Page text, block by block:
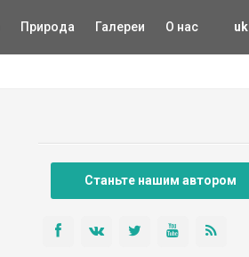
uk
Природа Галереи О нас
Станьте нашим автором